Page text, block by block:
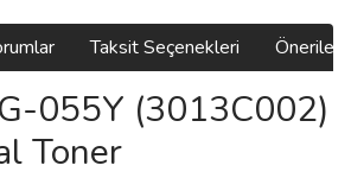
Taksit Seçenekleri
055Y (3013C002)
Toner